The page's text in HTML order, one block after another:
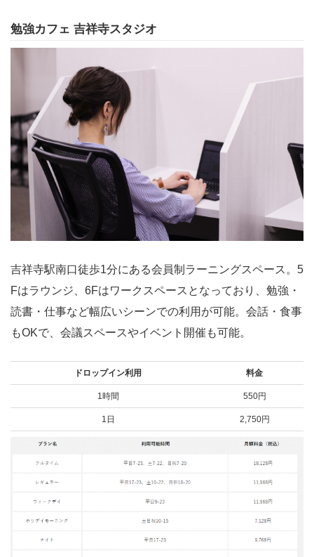
勉強カフェ 吉祥寺スタジオ
吉祥寺駅南口徒歩1分にある会員制ラーニングスペース。5
Fはラウンジ、6Fはワークスペースとなっており、勉強・
読書・仕事など幅広いシーンでの利用が可能。会話・食事
もOKで、会議スペースやイベント開催も可能。
ドロップイン利用 料金
1時間 550円
1日 2,750円